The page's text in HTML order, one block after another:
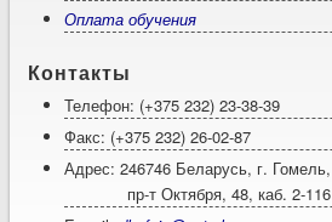
Оплата обучения
Контакты
Телефон: (+375 232) 23-38-39
Факс: (+375 232) 26-02-87
Адрес: 246746 Беларусь, г. Гомель,
пр-т Октября, 48, каб. 2-116